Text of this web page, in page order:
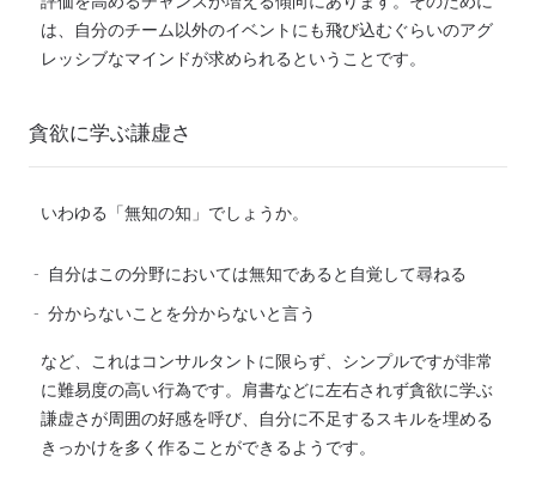
は、自分のチーム以外のイベントにも飛び込むぐらいのアグ
レッシブなマインドが求められる ということです。
貪欲に学ぶ謙虚さ
いわゆる「無知の知」でしょうか。
自分はこの分野においては無知であると自覚して尋ねる
分からないことを分からないと言う
など、これはコンサルタント に限らず、シンプルですが非常
に難易度の高い行為です。 肩書などに左右されず貪欲に学ぶ
謙虚さが周囲の好感を呼び、自分に不足するスキルを埋める
きっかけを多く作ることができるようです。